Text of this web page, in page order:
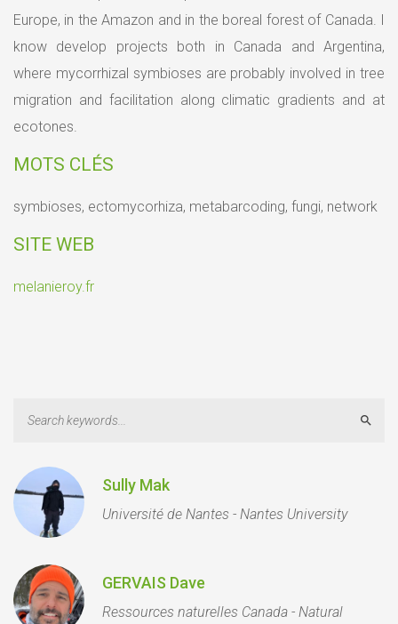
Europe, in the Amazon and in the boreal forest of Canada. I
know develop projects both in Canada and Argentina,
where mycorrhizal symbioses are probably involved in tree
migration and facilitation along climatic gradients and at
ecotones.
MOTS CLÉS​
symbioses, ectomycorhiza, metabarcoding, fungi, network
SITE WEB
melanieroy.fr
Sully Mak
Université de Nantes - Nantes University
GERVAIS Dave
Ressources naturelles Canada - Natural